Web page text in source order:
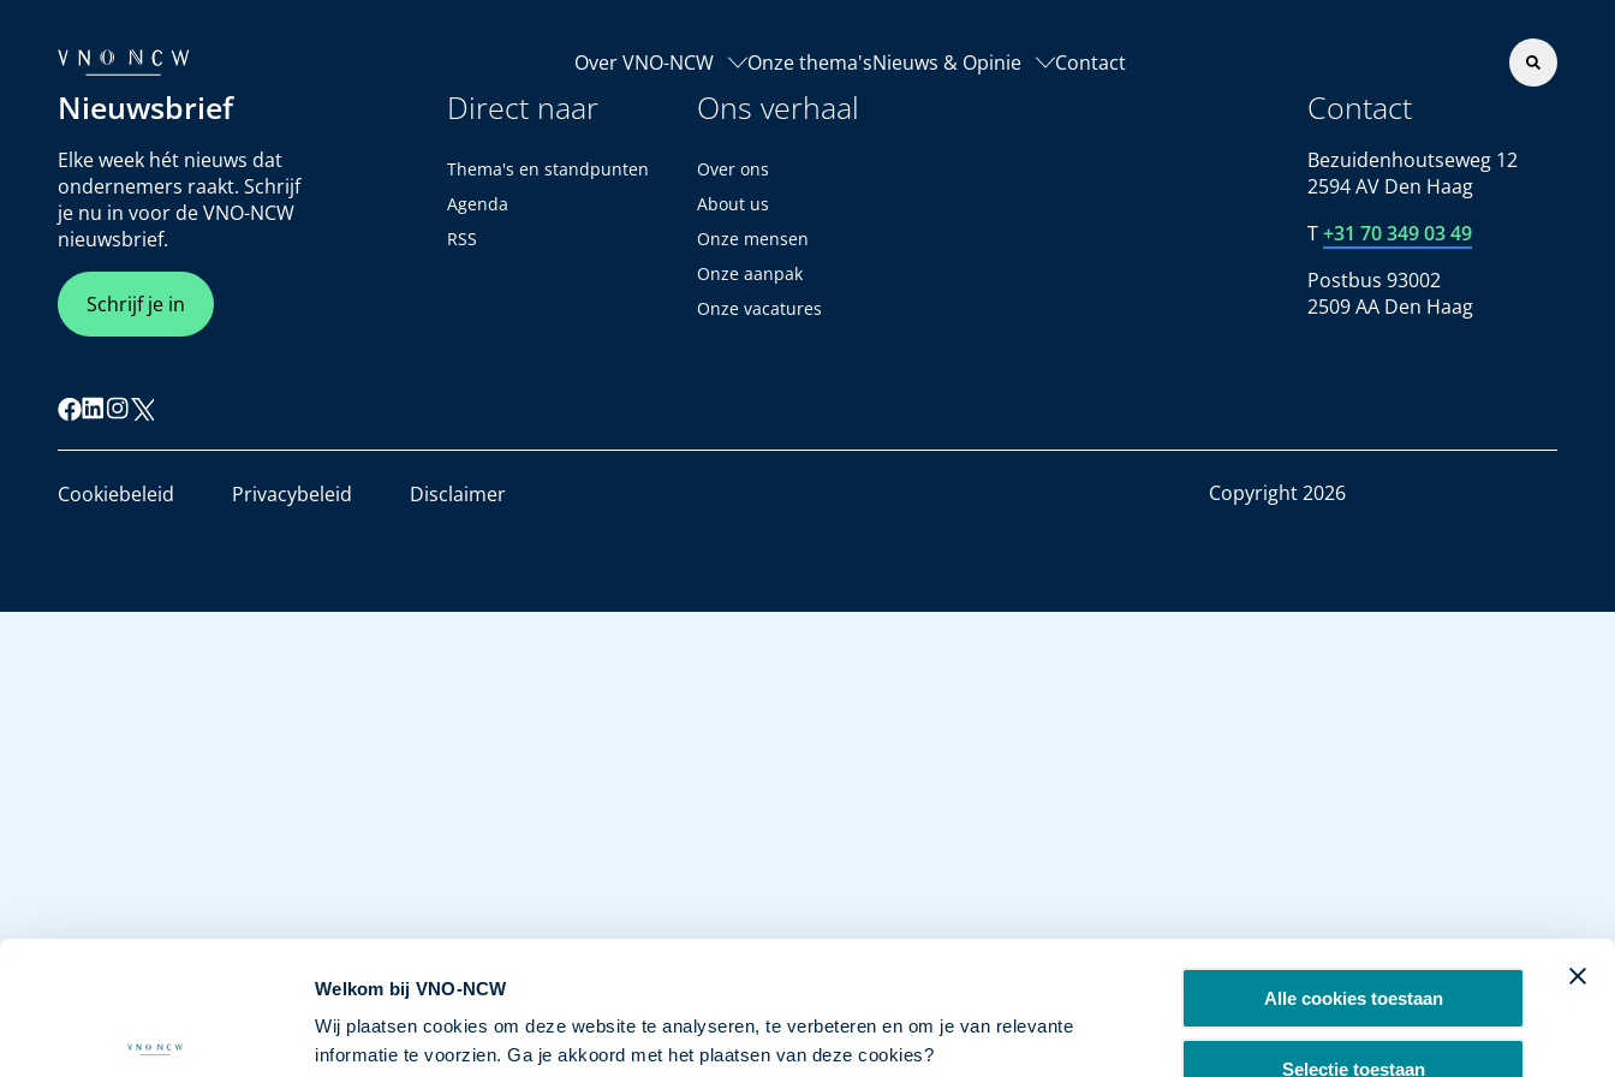
Welkom bij VNO-NCW
Wij plaatsen cookies om deze website te analyseren, te verbeteren en om je van relevante
informatie te voorzien. Ga je akkoord met het plaatsen van deze cookies?
Alle cookies toestaan
Selectie toestaan
Over VNO-NCW Onze thema'sNieuws & Opinie Contact
Nieuwsbrief
Elke week hét nieuws dat
ondernemers raakt. Schrijf
je nu in voor de VNO-NCW
nieuwsbrief.
Schrijf je in
Direct naar
Thema's en standpunten
Agenda
RSS
Ons verhaal
Over ons
About us
Onze mensen
Onze aanpak
Onze vacatures
Contact
Bezuidenhoutseweg 12
2594 AV Den Haag
T+31 70 349 03 49
Postbus 93002
2509 AA Den Haag
Cookiebeleid Privacybeleid Disclaimer Copyright 2026